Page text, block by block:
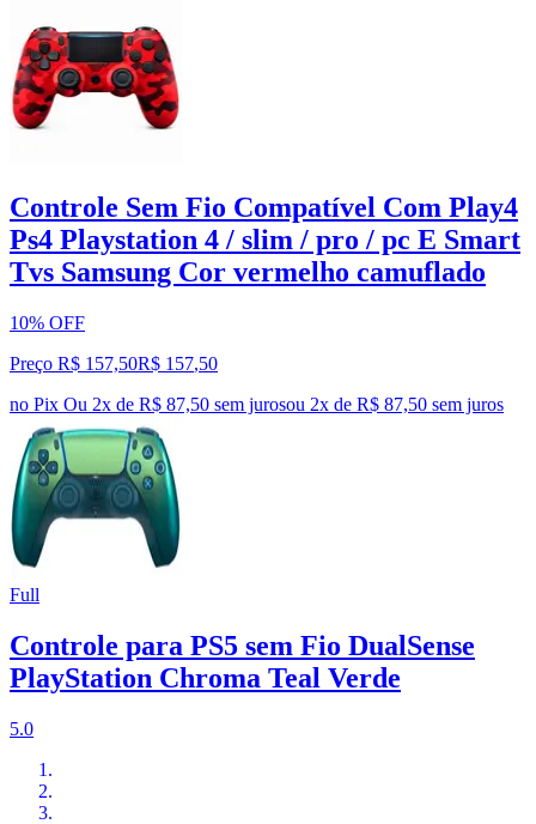
Controle Sem Fio Compatível Com Play4
Ps4 Playstation 4 / slim / pro / pc E Smart
Tvs Samsung Cor vermelho camuflado
10% OFF
Preço R$ 157,50R$ 157,50
no Pix Ou 2x de R$ 87,50 sem jurosou 2x de R$ 87,50 sem juros
Full
Controle para PS5 sem Fio DualSense
PlayStation Chroma Teal Verde
5.0